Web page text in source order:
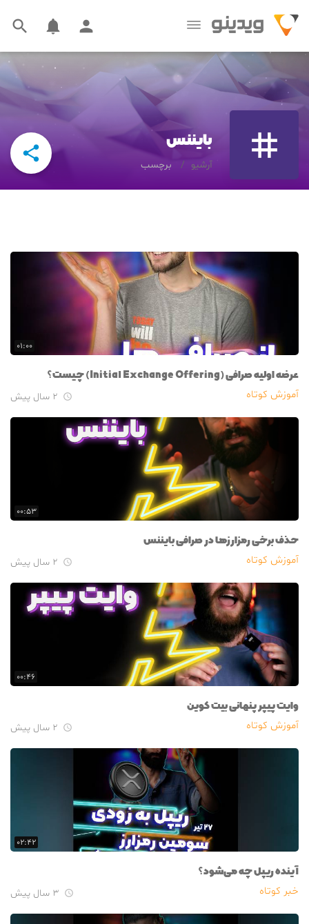
  
 بایننس
آرشیو برچسب

۰۱:۰۰
عرضه اولیه صرافی (Initial Exchange Offering) چیست؟
آموزش کوتاه ۲ سال پیش 
۰۰:۵۳
حذف برخی رمزارزها در صرافی بایننس
آموزش کوتاه ۲ سال پیش 
۰۰:۴۶
وایت پیپر پنهانی بیت کوین
آموزش کوتاه ۲ سال پیش 
۰۲:۴۲
آینده ریپل چه می‌شود؟
خبر کوتاه ۳ سال پیش 